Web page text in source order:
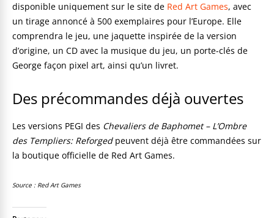
disponible uniquement sur le site de Red Art Games, avec
un tirage annoncé à 500 exemplaires pour l’Europe. Elle
comprendra le jeu, une jaquette inspirée de la version
d’origine, un CD avec la musique du jeu, un porte-clés de
George façon pixel art, ainsi qu’un livret.
Des précommandes déjà ouvertes
Les versions PEGI des Chevaliers de Baphomet – L’Ombre
des Templiers: Reforgedpeuvent déjà être commandées sur
la boutique officielle de Red Art Games.
Source : Red Art Games